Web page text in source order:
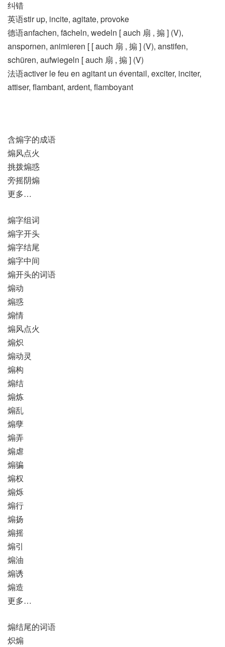
纠错
英语stir up, incite, agitate, provoke
德语anfachen, fächeln, wedeln [ auch 扇 , 搧 ] (V)​,
anspornen, animieren [ [ auch 扇 , 搧 ] (V)​, anstifen,
schüren, aufwiegeln [ auch 扇 , 搧 ] (V)
法语activer le feu en agitant un éventail, exciter, inciter,
attiser, flambant, ardent, flamboyant
含煽字的成语
煽风点火
挑拨煽惑
旁摇阴煽
更多…
煽字组词
煽字开头
煽字结尾
煽字中间
煽开头的词语
煽动
煽惑
煽情
煽风点火
煽炽
煽动灵
煽构
煽结
煽炼
煽乱
煽孽
煽弄
煽虐
煽骗
煽权
煽烁
煽行
煽扬
煽摇
煽引
煽油
煽诱
煽造
更多…
煽结尾的词语
炽煽